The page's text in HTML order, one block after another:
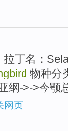
拉丁名：
物种分
纲->->今颚
网页